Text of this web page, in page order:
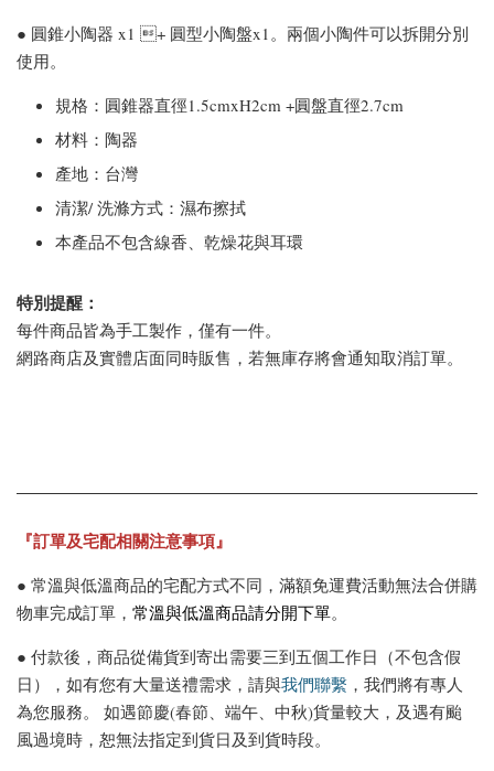
● 圓錐小陶器 x1 + 圓型小陶盤x1。兩個小陶件可以拆開分別
使用。
規格：圓錐器直徑1.5cmxH2cm +圓盤直徑2.7cm
材料：陶器
產地：台灣
清潔/ 洗滌方式：濕布擦拭
本產品不包含線香、乾燥花與耳環
特別提醒：
每件商品皆為手工製作，僅有一件。
網路商店及實體店面同時販售，若無庫存將會通知取消訂單。
『訂單及宅配相關注意事項』
● 常溫與低溫商品的宅配方式不同，滿額免運費活動無法合併購
物車完成訂單， 常溫與低溫商品請分開下單。
● 付款後，商品從備貨到寄出需要三到五個工作日（不包含假
日），如有您有大量送禮需求，請與我們聯繫 ，我們將有專人
為您服務。 如遇節慶(春節、端午、中秋)貨量較大，及遇有颱
風過境時，恕無法指定到貨日及到貨時段。